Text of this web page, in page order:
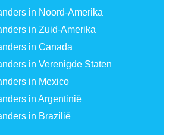
in Noord-Amerika
in Zuid-Amerika
in Canada
in Verenigde Staten
in Mexico
in Argentinië
in Brazilië